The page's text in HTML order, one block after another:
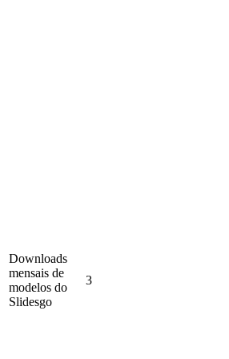
Downloads
mensais de
modelos do
Slidesgo
3